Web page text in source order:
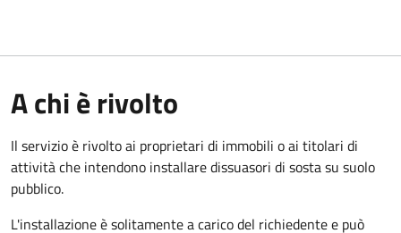
A chi è rivolto
Il servizio è rivolto ai proprietari di immobili o ai titolari di
attività che intendono installare dissuasori di sosta su suolo
pubblico.
L'installazione è solitamente a carico del richiedente e può